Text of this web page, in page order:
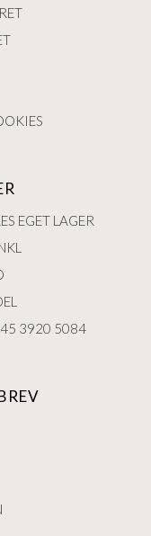
EGET LAGER
3920 5084